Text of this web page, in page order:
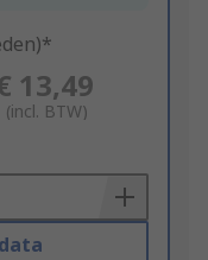
13,49
(incl. BTW)